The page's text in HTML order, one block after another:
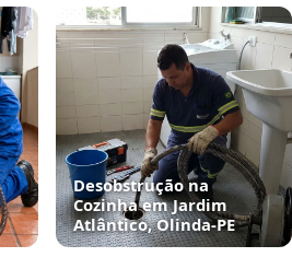
Desobstrução na
Cozinha em Jardim
Atlântico, Olinda‑PE